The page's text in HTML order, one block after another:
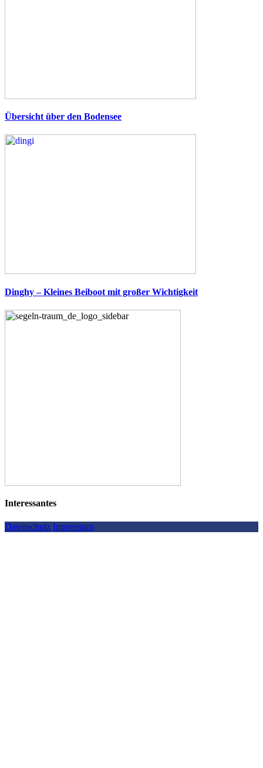
Übersicht über den Bodensee
Dinghy – Kleines Beiboot mit großer Wichtigkeit
Interessantes
Datenschutz Impressum